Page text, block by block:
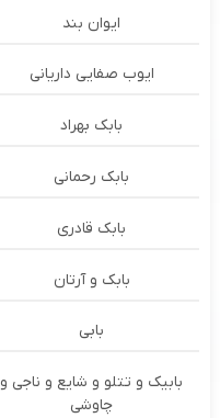
ایوان بند
ایوب صفایی داریانی
بابک بهراد
بابک رحمانی
بابک قادری
بابک و آرتان
بابی
بابیک و تتلو و شایع و ناجی و
چاوشی